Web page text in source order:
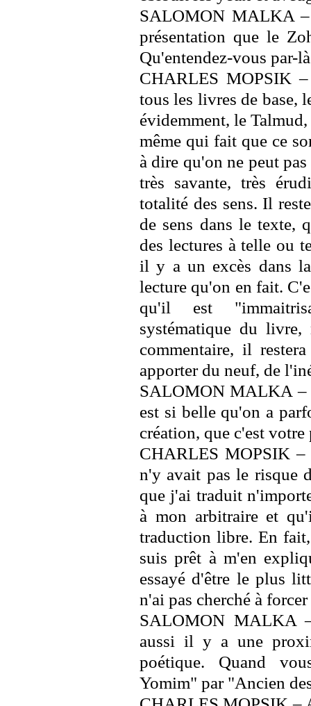
SALOMON MALKA –
présentation que le
Qu'entendez-vous par-
CHARLES MOPSIK
tous les livres de base,
évidemment, le
même qui fait que ce
à dire qu'on ne peut
très savante, très
totalité des sens. Il
de sens dans le texte,
des lectures à telle ou
il y a un excès dans
lecture qu'on en fait.
qu'il est
systématique du livre,
commentaire, il
apporter du neuf, de
SALOMON MALKA –
est si belle qu'on a
création, que c'est
CHARLES MOPSIK –
n'y avait pas le risque
que j'ai traduit
à mon arbitraire et
traduction libre. En
suis prêt à m'en
essayé d'être le plus
n'ai pas cherché à
SALOMON MALKA
aussi il y a une
poétique. Quand
Yomim" par "Ancien